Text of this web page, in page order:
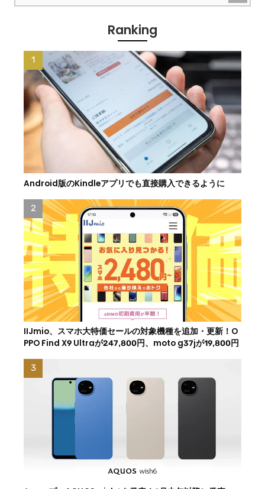
Ranking
Android版のKindleアプリでも直接購入できるように
IIJmio、スマホ大特価セールの対象機種を追加・更新！O
PPO Find X9 Ultraが247,800円、moto g37jが19,800円